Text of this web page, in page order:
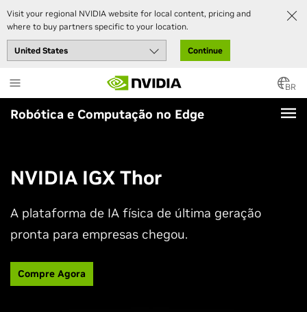
Visit your regional NVIDIA website for local content, pricing and
where to buy partners specific to your location.
Continue
to
main
content
BR
Robótica e Computação no Edge
NVIDIA IGX Thor
A plataforma de IA física de última geração
pronta para empresas chegou.
Compre Agora